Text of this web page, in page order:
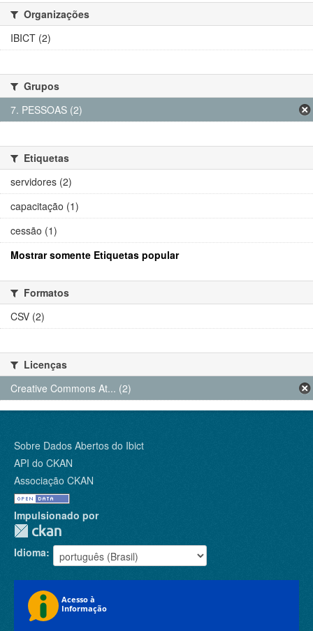
Organizações
IBICT (2)
Grupos
7. PESSOAS (2)
Etiquetas
servidores (2)
capacitação (1)
cessão (1)
Mostrar somente Etiquetas popular
Formatos
CSV (2)
Licenças
Creative Commons At... (2)
Sobre Dados Abertos do Ibict
API do CKAN
Associação CKAN
Impulsionado por
Idioma